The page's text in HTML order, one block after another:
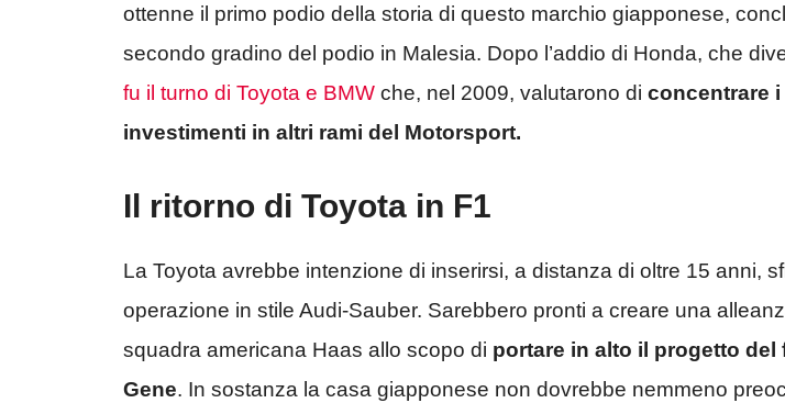
ottenne il primo podio della storia di questo marchio giapponese,
secondo gradino del podio in Malesia. Dopo l’addio di Honda, che
fu il turno di Toyota e BMW che, nel 2009, valutarono di concentrare i
investimenti in altri rami del Motorsport.
Il ritorno di Toyota in F1
La Toyota avrebbe intenzione di inserirsi, a distanza di oltre 15 anni,
operazione in stile Audi-Sauber. Sarebbero pronti a creare una
squadra americana Haas allo scopo di portare in alto il progetto del
Gene. In sostanza la casa giapponese non dovrebbe nemmeno